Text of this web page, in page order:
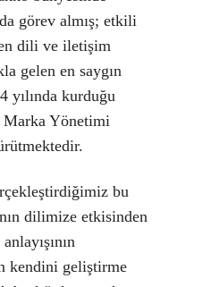
görev almış; etkili
dili ve iletişim
gelen en saygın
yılında kurduğu
Yönetimi
bu
dilimize etkisinden
kendini geliştirme